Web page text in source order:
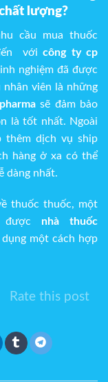
lượng?
cầu mua thuốc
vớicông ty cp
nghiệm đã được
nhân viên là những
sẽ đảm bảo
là tốt nhất. Ngoài
thêm dịch vụ ship
hàng ở xa có thể
dàng nhất.
thuốc thuốc, một
được nhà thuốc
một cách hợp
Rate this post